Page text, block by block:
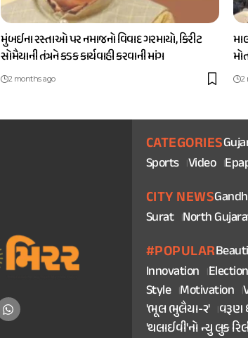
મુંબઈના રસ્તાઓ પર નમાજનો વિવાદ ગરમાયો, કિરીટ
સોમૈયાની તંત્રને કડક કાર્યવાહી કરવાની માંગ
2 months ago 2
CATEGORIES
Sports Video
CITY NEWS
Surat North
#POPULAR
Innovation Election
Style Motivation
'ભૂલ ભુલૈયા-૨' વરૂણ
'થલાઈવી'નો ન્યુ લુક